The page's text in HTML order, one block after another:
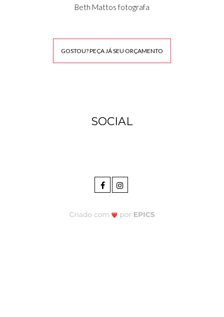
Beth Mattos fotografa
GOSTOU? PEÇA JÁ SEU ORÇAMENTO
SOCIAL